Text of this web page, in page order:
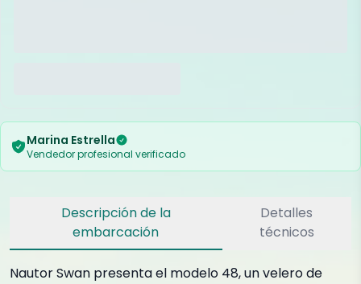
Marina Estrella
Vendedor profesional verificado
Descripción de la
embarcación
Detalles
técnicos
Nautor Swan presenta el modelo 48, un velero de